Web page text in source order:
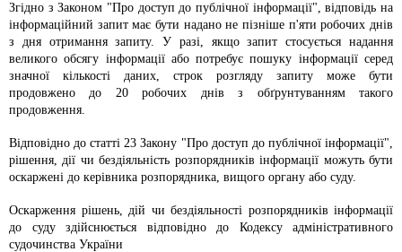
Згідно з Законом "Про доступ до публічної інформації", відповідь на
інформаційний запит має бути надано не пізніше п'яти робочих днів
з дня отримання запиту. У разі, якщо запит стосується надання
великого обсягу інформації або потребує пошуку інформації серед
значної кількості даних, строк розгляду запиту може бути
продовжено до 20 робочих днів з обґрунтуванням такого
продовження.
Відповідно до статті 23 Закону "Про доступ до публічної інформації",
рішення, дії чи бездіяльність розпорядників інформації можуть бути
оскаржені до керівника розпорядника, вищого органу або суду.
Оскарження рішень, дій чи бездіяльності розпорядників інформації
до суду здійснюється відповідно до Кодексу адміністративного
судочинства України